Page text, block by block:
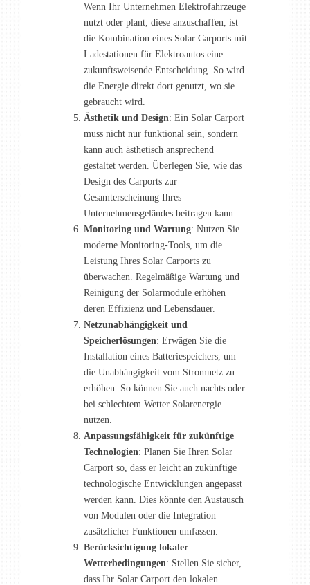
Wenn Ihr Unternehmen Elektrofahrzeuge
nutzt oder plant, diese anzuschaffen, ist
die Kombination eines Solar Carports mit
Ladestationen für Elektroautos eine
zukunftsweisende Entscheidung. So wird
die Energie direkt dort genutzt, wo sie
gebraucht wird.
Ästhetik und Design: Ein Solar Carport
muss nicht nur funktional sein, sondern
kann auch ästhetisch ansprechend
gestaltet werden. Überlegen Sie, wie das
Design des Carports zur
Gesamterscheinung Ihres
Unternehmensgeländes beitragen kann.
Monitoring und Wartung: Nutzen Sie
moderne Monitoring-Tools, um die
Leistung Ihres Solar Carports zu
überwachen. Regelmäßige Wartung und
Reinigung der Solarmodule erhöhen
deren Effizienz und Lebensdauer.
Netzunabhängigkeit und
Speicherlösungen: Erwägen Sie die
Installation eines Batteriespeichers, um
die Unabhängigkeit vom Stromnetz zu
erhöhen. So können Sie auch nachts oder
bei schlechtem Wetter Solarenergie
nutzen.
Anpassungsfähigkeit für zukünftige
Technologien: Planen Sie Ihren Solar
Carport so, dass er leicht an zukünftige
technologische Entwicklungen angepasst
werden kann. Dies könnte den Austausch
von Modulen oder die Integration
zusätzlicher Funktionen umfassen.
Berücksichtigung lokaler
Wetterbedingungen: Stellen Sie sicher,
dass Ihr Solar Carport den lokalen